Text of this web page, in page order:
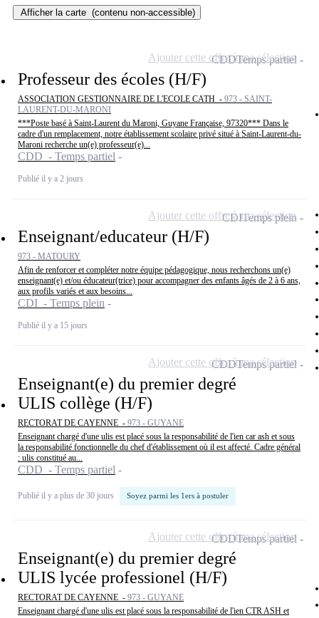
Afficher la carte (contenu non-accessible)
Professeur des écoles (H/F)
ASSOCIATION GESTIONNAIRE DE L'ECOLE CATH - 973 - SAINT-
LAURENT-DU-MARONI
***Poste basé à Saint-Laurent du Maroni, Guyane Française, 97320*** Dans le
cadre d'un remplacement, notre établissement scolaire privé situé à Saint-Laurent-du-
Maroni recherche un(e) professeur(e)...
CDD - Temps partiel
Publié il y a 2 jours
CDDTemps partiel
Ajouter cette offre à ma sélection
Enseignant/educateur (H/F)
973 - MATOURY
Afin de renforcer et compléter notre équipe pédagogique, nous recherchons un(e)
enseignant(e) et/ou éducateur(trice) pour accompagner des enfants âgés de 2 à 6 ans,
aux profils variés et aux besoins...
CDI - Temps plein
Publié il y a 15 jours
CDITemps plein
Ajouter cette offre à ma sélection
Enseignant(e) du premier degré
ULIS collège (H/F)
RECTORAT DE CAYENNE - 973 - GUYANE
Enseignant chargé d'une ulis est placé sous la responsabilité de l'ien car ash et sous
la responsabilité fonctionnelle du chef d'établissement où il est affecté. Cadre général
: ulis constitué au...
CDD - Temps partiel
Publié il y a plus de 30 jours Soyez parmi les 1ers à postuler
CDDTemps partiel
Ajouter cette offre à ma sélection
Enseignant(e) du premier degré
ULIS lycée professionel (H/F)
RECTORAT DE CAYENNE - 973 - GUYANE
Enseignant chargé d'une ulis est placé sous la responsabilité de l'ien CTR ASH et
CDDTemps partiel
Ajouter cette offre à ma sélection